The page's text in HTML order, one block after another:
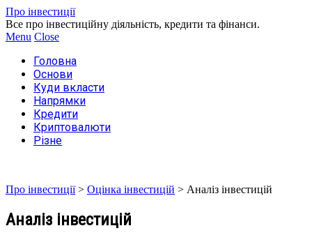
Про інвестиції
Все про інвестиційну діяльність, кредити та фінанси.
Menu Close
Головна
Основи
Куди вкласти
Напрямки
Кредити
Криптовалюти
Різне
Про інвестиції> Оцінка інвестицій > Аналіз інвестицій
Аналіз інвестицій